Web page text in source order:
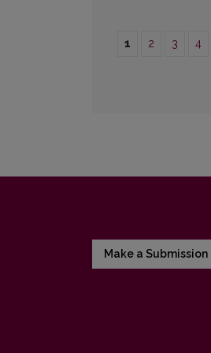
1 2 3 4
Make a Submission